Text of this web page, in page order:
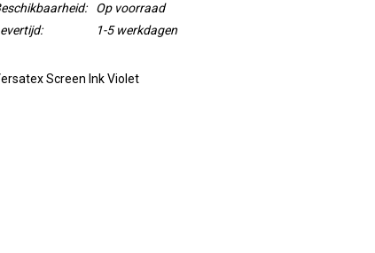
Op voorraad
1-5 werkdagen
Screen Ink Violet